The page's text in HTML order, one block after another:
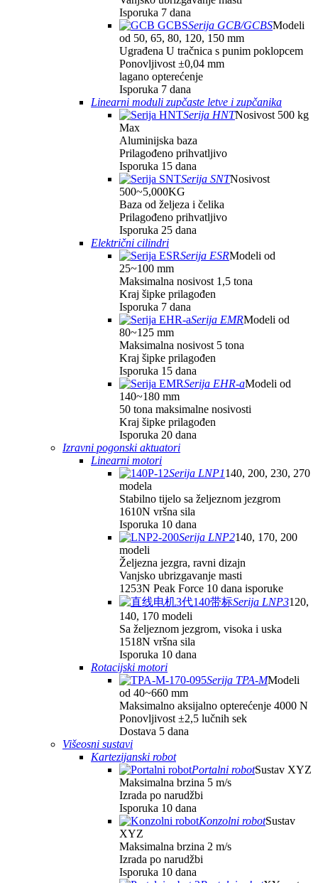
Isporuka 7 dana
Serija GCB/GCBSModeli
od 50, 65, 80, 120, 150 mm
Ugrađena U tračnica s punim poklopcem
Ponovljivost ±0,04 mm
lagano opterećenje
Isporuka 7 dana
Linearni moduli zupčaste letve i zupčanika
Serija HNTNosivost 500 kg
Max
Aluminijska baza
Prilagođeno prihvatljivo
Isporuka 15 dana
Serija SNTNosivost
500~5,000KG
Baza od željeza i čelika
Prilagođeno prihvatljivo
Isporuka 25 dana
Električni cilindri
Serija ESRModeli od
25~100 mm
Maksimalna nosivost 1,5 tona
Kraj šipke prilagođen
Isporuka 7 dana
Serija EMRModeli od
80~125 mm
Maksimalna nosivost 5 tona
Kraj šipke prilagođen
Isporuka 15 dana
Serija EHR-aModeli od
140~180 mm
50 tona maksimalne nosivosti
Kraj šipke prilagođen
Isporuka 20 dana
Izravni pogonski aktuatori
Linearni motori
Serija LNP1140, 200, 230, 270
modela
Stabilno tijelo sa željeznom jezgrom
1610N vršna sila
Isporuka 10 dana
Serija LNP2140, 170, 200
modeli
Željezna jezgra, ravni dizajn
Vanjsko ubrizgavanje masti
1253N Peak Force 10 dana isporuke
Serija LNP3120,
140, 170 modeli
Sa željeznom jezgrom, visoka i uska
1518N vršna sila
Isporuka 10 dana
Rotacijski motori
Serija TPA-MModeli
od 40~660 mm
Maksimalno aksijalno opterećenje 4000 N
Ponovljivost ±2,5 lučnih sek
Dostava 5 dana
Višeosni sustavi
Kartezijanski robot
Portalni robotSustav XYZ
Maksimalna brzina 5 m/s
Izrada po narudžbi
Isporuka 10 dana
Konzolni robotSustav
XYZ
Maksimalna brzina 2 m/s
Izrada po narudžbi
Isporuka 10 dana